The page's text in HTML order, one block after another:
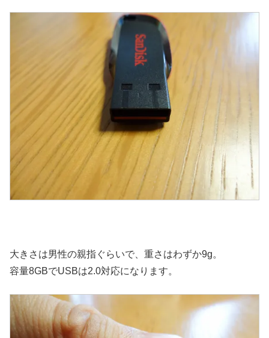
大きさは男性の親指ぐらいで、重さはわずか9g。
容量8GBでUSBは2.0対応になります。